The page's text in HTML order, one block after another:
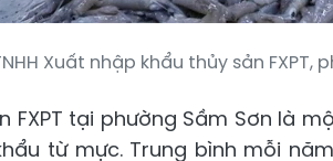
Xuất nhập khẩu thủy sản FXPT,
FXPT tại phường Sầm Sơn là
từ mực. Trung bình mỗi